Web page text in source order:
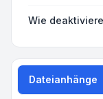
Wie
Dateianhänge